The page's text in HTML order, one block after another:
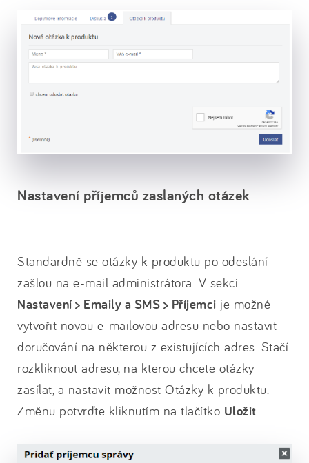
Nastavení příjemců zaslaných otázek
Standardně se otázky k produktu po odeslání
zašlou na e-mail administrátora. V sekci
Nastavení > Emaily a SMS > Příjemci je možné
vytvořit novou e-mailovou adresu nebo nastavit
doručování na některou z existujících adres. Stačí
rozkliknout adresu, na kterou chcete otázky
zasílat, a nastavit možnost Otázky k produktu.
Změnu potvrďte kliknutím na tlačítko Uložit.